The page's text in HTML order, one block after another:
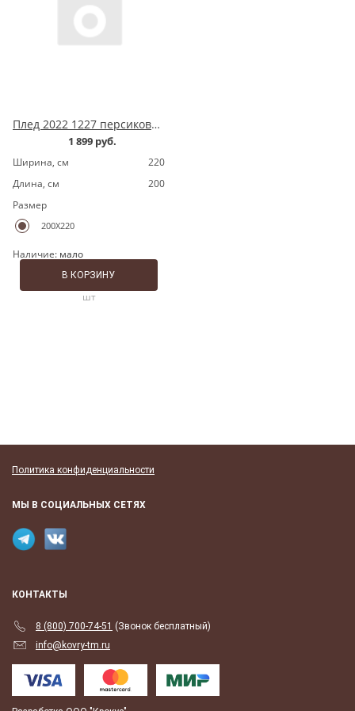
Плед 2022 1227 персиковый ромбы
1 899 руб.
Ширина, cм
220
Длина, cм
200
Размер
200X220
Наличие: мало
шт
В КОРЗИНУ
Политика конфиденциальности
МЫ В СОЦИАЛЬНЫХ СЕТЯХ
КОНТАКТЫ
8 (800) 700-74-51 (Звонок бесплатный)
info@kovry-tm.ru